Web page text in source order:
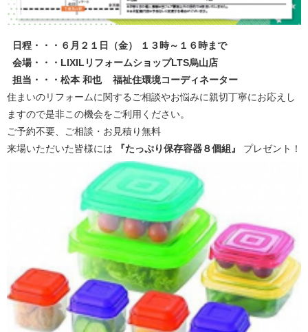
日程・・・６月２１日（金） １ ３時～１６時まで
会場・・・LIXILリフォームショップLTS烏山店
担当・・・松本 和也 福祉住環境コーディネーター
住まいのリフォームに関するご相談やお悩みに親切丁寧にお応えし
ますので是非この機会をご利用ください。
ご予約不要、ご相談・お見積り無料
来場いただいた皆様には
『たっぷり保存容器８個組』 プレゼント！